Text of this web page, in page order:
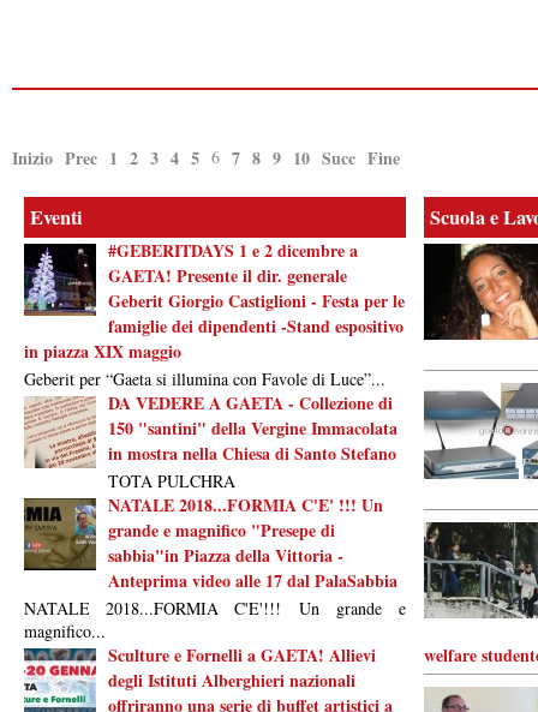
Inizio Prec 1 2 3 4 5 6 7 8 9 10 Succ Fine
Eventi
#GEBERITDAYS 1 e 2 dicembre a
GAETA! Presente il dir. generale
Geberit Giorgio Castiglioni - Festa per le
famiglie dei dipendenti -Stand espositivo
in piazza XIX maggio
Geberit per “Gaeta si illumina con Favole di Luce”...
DA VEDERE A GAETA - Collezione di
150 "santini" della Vergine Immacolata
in mostra nella Chiesa di Santo Stefano
TOTA PULCHRA
NATALE 2018...FORMIA C'E' !!! Un
grande e magnifico "Presepe di
sabbia"in Piazza della Vittoria -
Anteprima video alle 17 dal PalaSabbia
NATALE 2018...FORMIA C'E'!!! Un grande e
magnifico...
Sculture e Fornelli a GAETA! Allievi
degli Istituti Alberghieri nazionali
offriranno una serie di buffet artistici a
Scuola e
welfare